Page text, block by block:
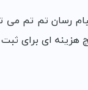
رسان تم تم می